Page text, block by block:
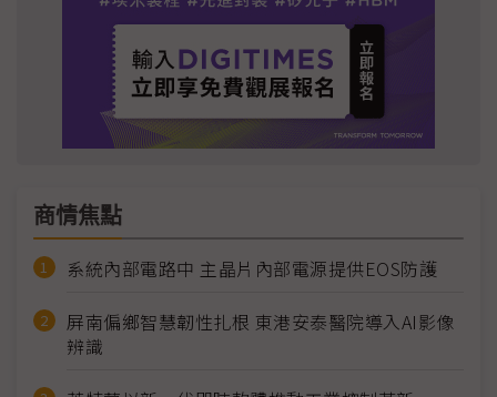
商情焦點
系統內部電路中 主晶片內部電源提供EOS防護
屏南偏鄉智慧韌性扎根 東港安泰醫院導入AI影像
辨識